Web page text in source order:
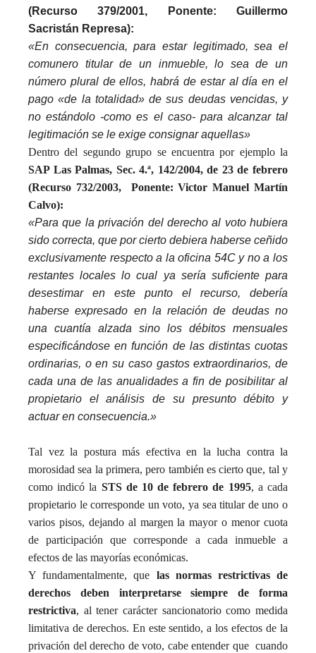
(Recurso 379/2001, Ponente: Guillermo
Sacristán Represa):
«En consecuencia, para estar legitimado, sea el
comunero titular de un inmueble, lo sea de un
número plural de ellos, habrá de estar al día en el
pago «de la totalidad» de sus deudas vencidas, y
no estándolo -como es el caso- para alcanzar tal
legitimación se le exige consignar aquellas»
Dentro del segundo grupo se encuentra por ejemplo la
SAP Las Palmas, Sec. 4.ª, 142/2004, de 23 de febrero
(Recurso 732/2003, Ponente: Victor Manuel Martín
Calvo):
«Para que la privación del derecho al voto hubiera
sido correcta, que por cierto debiera haberse ceñido
exclusivamente respecto a la oficina 54C y no a los
restantes locales lo cual ya sería suficiente para
desestimar en este punto el recurso, debería
haberse expresado en la relación de deudas no
una cuantía alzada sino los débitos mensuales
especificándose en función de las distintas cuotas
ordinarias, o en su caso gastos extraordinarios, de
cada una de las anualidades a fin de posibilitar al
propietario el análisis de su presunto débito y
actuar en consecuencia.»
Tal vez la postura más efectiva en la lucha contra la
morosidad sea la primera, pero también es cierto que, tal y
como indicó la STS de 10 de febrero de 1995, a cada
propietario le corresponde un voto, ya sea titular de uno o
varios pisos, dejando al margen la mayor o menor cuota
de participación que corresponde a cada inmueble a
efectos de las mayorías económicas.
Y fundamentalmente, que las normas restrictivas de
derechos deben interpretarse siempre de forma
restrictiva, al tener carácter sancionatorio como medida
limitativa de derechos. En este sentido, a los efectos de la
privación del derecho de voto, cabe entender que cuando